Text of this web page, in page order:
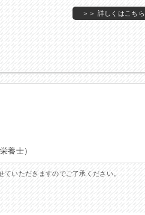
＞＞ 詳しくはこちら
養士）
いただきますのでご了承ください。